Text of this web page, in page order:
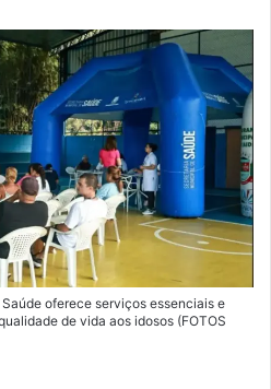
oferece serviços essenciais e
de vida aos idosos (FOTOS